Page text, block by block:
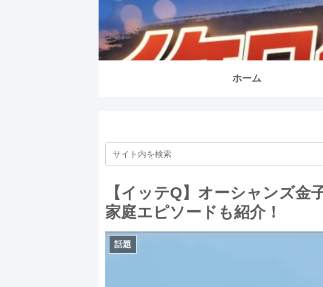
ホーム
【イッテQ】オーシャンズ
家庭エピソードも紹介！
話題